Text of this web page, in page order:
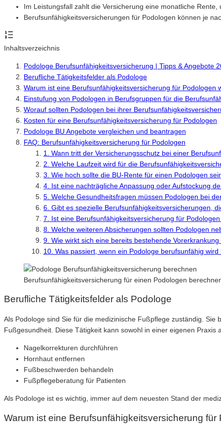
Im Leistungsfall zahlt die Versicherung eine monatliche
Berufsunfähigkeitsversicherungen für Podologen können je
Inhaltsverzeichnis
Podologe Berufsunfähigkeitsversicherung | Tipps & Angebote
Berufliche Tätigkeitsfelder als Podologe
Warum ist eine Berufsunfähigkeitsversicherung für Podologen
Einstufung von Podologen in Berufsgruppen für die
Worauf sollten Podologen bei ihrer
Kosten für eine Berufsunfähigkeitsversicherung für Podologen
Podologe BU Angebote vergleichen und beantragen
FAQ: Berufsunfähigkeitsversicherung für Podologen
1. Wann tritt der Versicherungsschutz bei einer
2. Welche Laufzeit wird für die
3. Wie hoch sollte die BU-Rente für einen Podologen
4. Ist eine nachträgliche Anpassung oder Aufstockung
5. Welche Gesundheitsfragen müssen Podologen bei
6. Gibt es spezielle Berufsunfähigkeitsversicherungen,
7. Ist eine Berufsunfähigkeitsversicherung für
8. Welche weiteren Absicherungen sollten Podologen
9. Wie wirkt sich eine bereits bestehende
10. Was passiert, wenn ein Podologe berufsunfähig
Berufsunfähigkeitsversicherung für einen Podologen
Berufliche Tätigkeitsfelder als Podologe
Als Podologe sind Sie für die medizinische Fußpflege zuständig.
Fußgesundheit. Diese Tätigkeit kann sowohl in einer eigenen
Nagelkorrekturen durchführen
Hornhaut entfernen
Fußbeschwerden behandeln
Fußpflegeberatung für Patienten
Als Podologe ist es wichtig, immer auf dem neuesten Stand der
Warum ist eine Berufsunfähigkeitsversicherung für